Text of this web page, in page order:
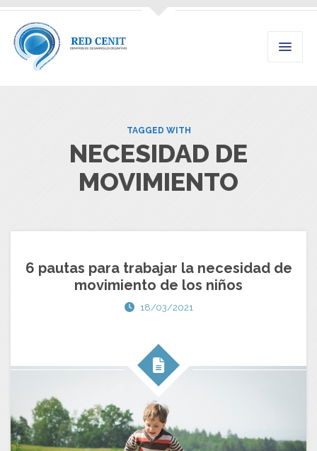
TAGGED WITH
NECESIDAD DE
MOVIMIENTO
6 pautas para trabajar la necesidad de
movimiento de los niños
18/03/2021